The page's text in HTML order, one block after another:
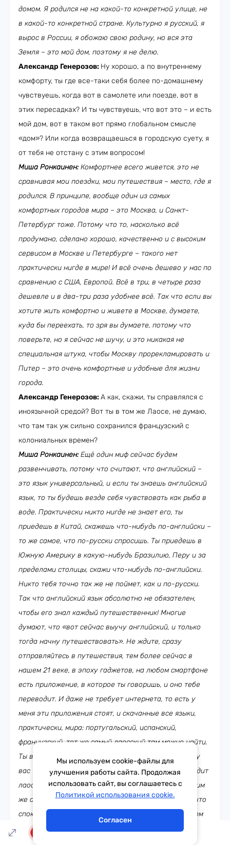
домом. Я родился не на какой-то конкретной улице, не
в какой-то конкретной стране. Культурно я русский, я
вырос в России, я обожаю свою родину, но вся эта
Земля – это мой дом, поэтому я не делю.
Александр Генерозов: Ну хорошо, а по внутреннему
комфорту, ты где все-таки себя более по-домашнему
чувствуешь, когда вот в самолете или поезде, вот в
этих пересадках? И ты чувствуешь, что вот это – и есть
мой дом, вот в таком вот прямо глобальном смысле
«дом»? Или когда возвращаешься в городскую суету, я
от тебя не отстану с этим вопросом!
Миша Ронкаинен:Комфортнее всего живется, это не
сравнивая мои поездки, мои путешествия – место, где я
родился. В принципе, вообще один из самых
комфортных городов мира – это Москва, и Санкт-
Петербург тоже. Потому что то, насколько всё
продумано, сделано хорошо, качественно и с высоким
сервисом в Москве и Петербурге – такого нет
практически нигде в мире! И всё очень дешево у нас по
сравнению с США, Европой. Всё в три, в четыре раза
дешевле и в два-три раза удобнее всё. Так что если вы
хотите жить комфортно и живете в Москве, думаете,
куда бы переехать, то зря вы думаете, потому что
поверьте, но я сейчас не шучу, и это никакая не
специальная штука, чтобы Москву прорекламировать и
Питер – это очень комфортные и удобные для жизни
города.
Александр Генерозов:А как, скажи, ты справлялся с
иноязычной средой? Вот ты в том же Лаосе, не думаю,
что там так уж сильно сохранился французский с
колониальных времен?
Миша Ронкаинен:Ещё один миф сейчас будем
развенчивать, потому что считают, что английский –
это язык универсальный, и если ты знаешь английский
язык, то ты будешь везде себя чувствовать как рыба в
воде. Практически никто нигде не знает его, ты
приедешь в Китай, скажешь что-нибудь по-английски –
то же самое, что по-русски спросишь. Ты приедешь в
Южную Америку в какую-нибудь Бразилию, Перу и за
пределами столицы, скажи что-нибудь по-английски.
Никто тебя точно так же не поймет, как и по-русски.
Так что английский язык абсолютно не обязателен,
чтобы его знал каждый путешественник! Многие
думают, что «вот сейчас выучу английский, и только
тогда начну путешествовать». Не ждите, сразу
отправляйтесь в путешествия, тем более сейчас в
нашем 21 веке, в эпоху гаджетов, на любом смартфоне
есть приложение, в которое ты говоришь, и оно тебе
переводит. И даже не требует интернета, то есть у
меня эти приложения стоят, и скачанные все языки,
практически, мира: португальский, испанский,
французский, тот же самый лаосский там можно найти.
Ты в него закидываешь на русском языке, «так, где у
вас тут можно хорошо поесть». Он сразу же переводит
лаосцу на лаосском и что-то отвечает. И точно таким
же образом ты слышишь ответ его на русском. Так что
спокойно можно путешествовать. Это я всё, на самом
деле, оправдываюсь, потому что мой английский
отвратителен (смеётся). Единственная причина, почему
Тема дня Гороскоп
Мы используем cookie-файлы для
улучшения работы сайта. Продолжая
использовать сайт, вы соглашаетесь с
Политикой использования cookie.
Согласен